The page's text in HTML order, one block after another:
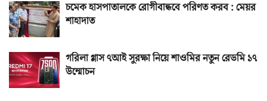
চমেক হাসপাতালকে রোগীবান্ধবে পরিণত করব : মেয়র
শাহাদাত
গরিলা গ্লাস ৭আই সুরক্ষা নিয়ে শাওমির নতুন রেডমি ১৭
উন্মোচন